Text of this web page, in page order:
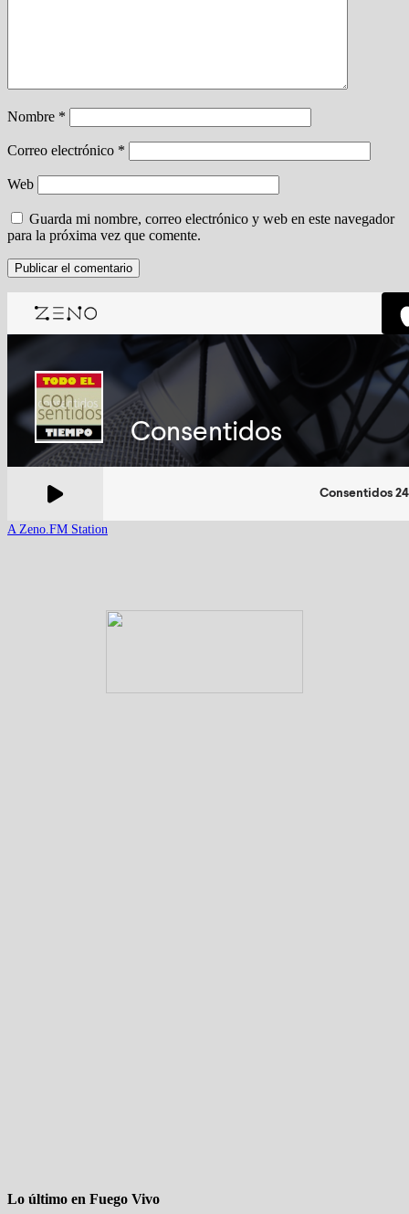
Nombre *
Correo electrónico *
Web
Guarda mi nombre, correo electrónico y web en este navegador
para la próxima vez que comente.
A Zeno.FM Station
Lo último en Fuego Vivo